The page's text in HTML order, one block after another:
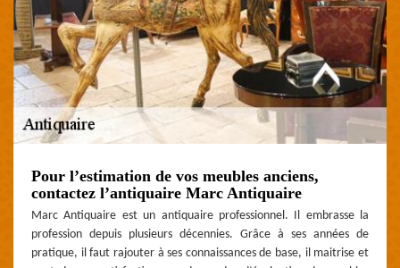
Pour l’estimation de vos meubles anciens,
contactez l’antiquaire Marc Antiquaire
Marc Antiquaire est un antiquaire professionnel. Il embrasse la
profession depuis plusieurs décennies. Grâce à ses années de
pratique, il faut rajouter à ses connaissances de base, il maitrise et